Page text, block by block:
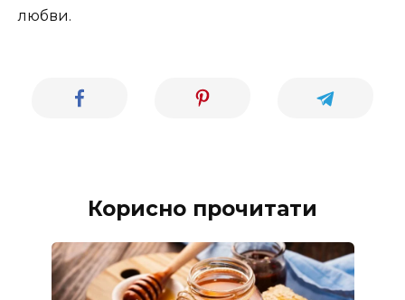
любви.
Корисно прочитати